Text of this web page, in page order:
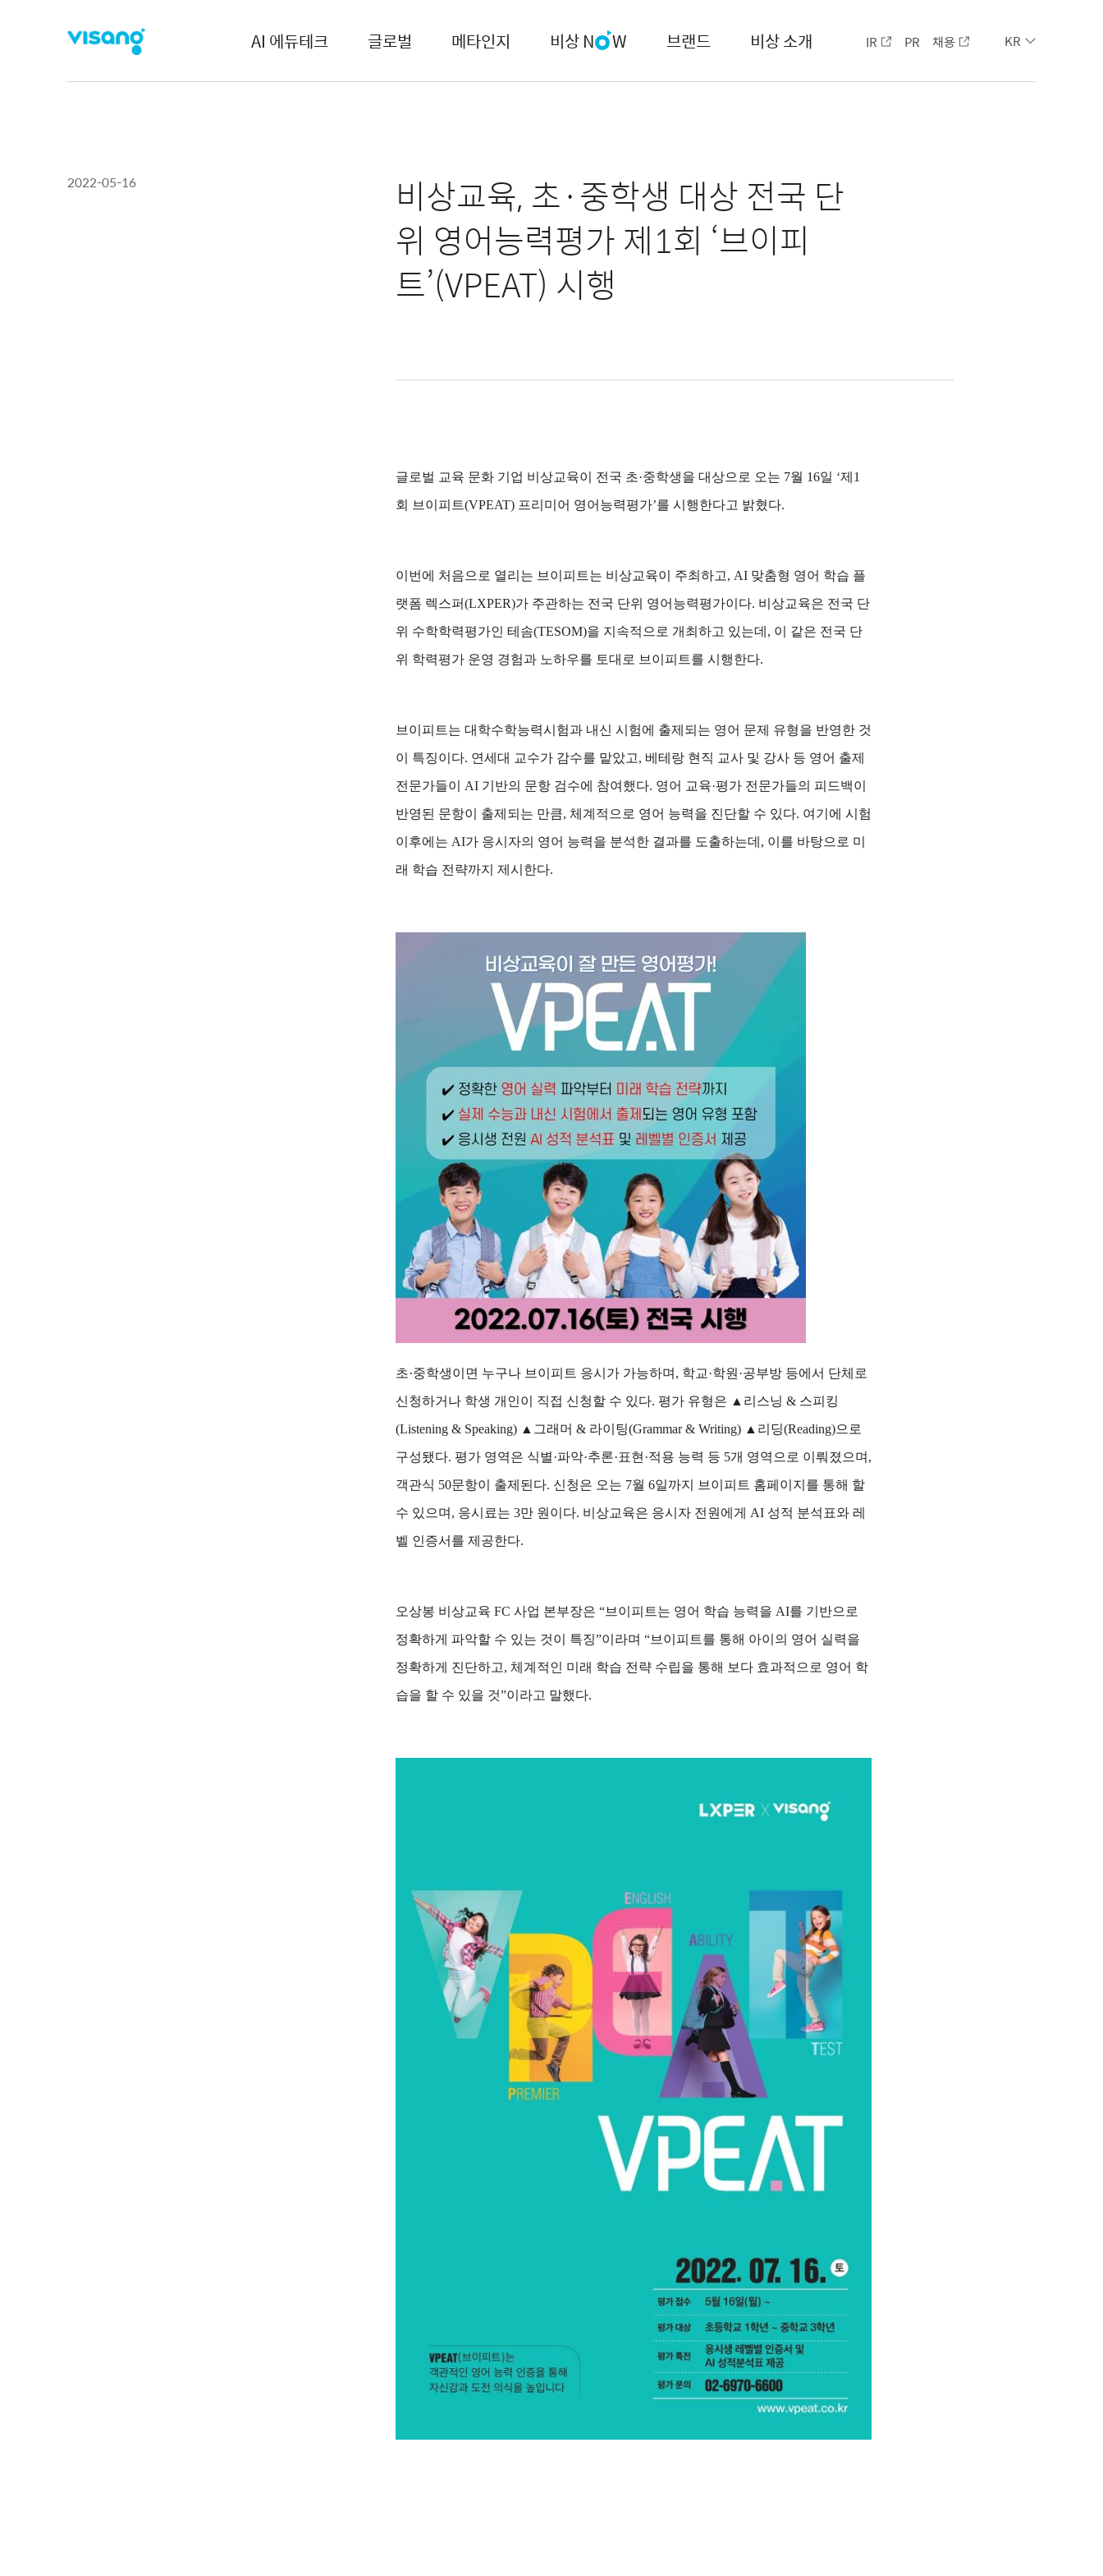
AI 에듀테크 글로벌 메타인지 비상 N W 브랜드 비상 소개 IR PR 채용 KR
2022-05-16
비상교육, 초·중학생 대상 전국 단
위 영어능력평가 제1회 ‘브이피
트’(VPEAT) 시행
글로벌 교육 문화 기업 비상교육이 전국 초·중학생을 대상으로 오는 7월 16일 ‘제1
회 브이피트(VPEAT) 프리미어 영어능력평가’를 시행한다고 밝혔다.
이번에 처음으로 열리는 브이피트는 비상교육이 주최하고, AI 맞춤형 영어 학습 플
랫폼 렉스퍼(LXPER)가 주관하는 전국 단위 영어능력평가이다. 비상교육은 전국 단
위 수학학력평가인 테솜(TESOM)을 지속적으로 개최하고 있는데, 이 같은 전국 단
위 학력평가 운영 경험과 노하우를 토대로 브이피트를 시행한다.
브이피트는 대학수학능력시험과 내신 시험에 출제되는 영어 문제 유형을 반영한 것
이 특징이다. 연세대 교수가 감수를 맡았고, 베테랑 현직 교사 및 강사 등 영어 출제
전문가들이 AI 기반의 문항 검수에 참여했다. 영어 교육·평가 전문가들의 피드백이
반영된 문항이 출제되는 만큼, 체계적으로 영어 능력을 진단할 수 있다. 여기에 시험
이후에는 AI가 응시자의 영어 능력을 분석한 결과를 도출하는데, 이를 바탕으로 미
래 학습 전략까지 제시한다.
초·중학생이면 누구나 브이피트 응시가 가능하며, 학교·학원·공부방 등에서 단체로
신청하거나 학생 개인이 직접 신청할 수 있다. 평가 유형은 ▲리스닝 & 스피킹
(Listening & Speaking) ▲그래머 & 라이팅(Grammar & Writing) ▲리딩(Reading)으로
구성됐다. 평가 영역은 식별·파악·추론·표현·적용 능력 등 5개 영역으로 이뤄졌으며,
객관식 50문항이 출제된다. 신청은 오는 7월 6일까지 브이피트 홈페이지를 통해 할
수 있으며, 응시료는 3만 원이다. 비상교육은 응시자 전원에게 AI 성적 분석표와 레
벨 인증서를 제공한다.
오상봉 비상교육 FC 사업 본부장은 “브이피트는 영어 학습 능력을 AI를 기반으로
정확하게 파악할 수 있는 것이 특징”이라며 “브이피트를 통해 아이의 영어 실력을
정확하게 진단하고, 체계적인 미래 학습 전략 수립을 통해 보다 효과적으로 영어 학
습을 할 수 있을 것”이라고 말했다.